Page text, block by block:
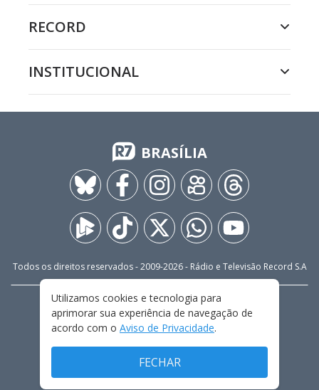
RECORD
INSTITUCIONAL
BRASÍLIA
Todos os direitos reservados - 2009-2026- Rádio e Televisão Record S.A
FALE CONOSCO
PRIVACIDADE
TERMOS E CONDIÇÕES DE USO
Utilizamos cookies e tecnologia para
aprimorar sua experiência de navegação de
acordo com o Aviso de Privacidade.
FECHAR